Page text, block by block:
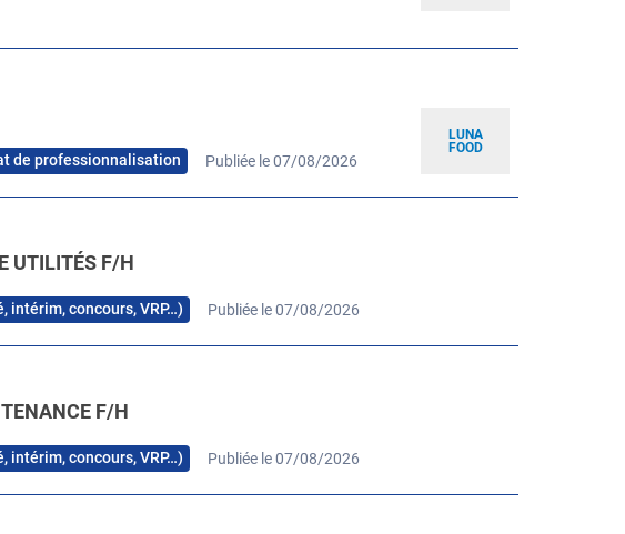
LUNA
FOOD
de professionnalisation Publiée le 07/08/2026
UTILITÉS F/H
intérim, concours, VRP…) Publiée le 07/08/2026
F/H
intérim, concours, VRP…) Publiée le 07/08/2026